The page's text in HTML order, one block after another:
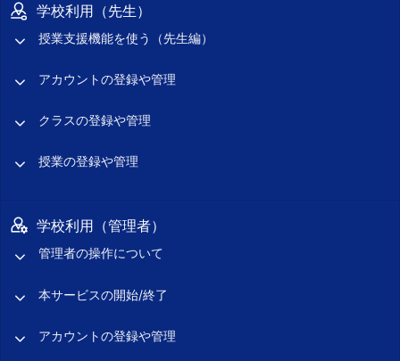
学校利用（先生）
授業支援機能を使う（先生編）
アカウントの登録や管理
クラスの登録や管理
授業の登録や管理
学校利用（管理者）
管理者の操作について
本サービスの開始/終了
アカウントの登録や管理